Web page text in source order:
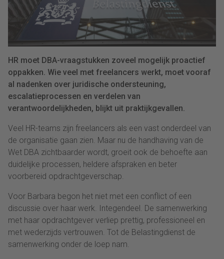
HR moet DBA-vraagstukken zoveel mogelijk proactief
oppakken. Wie veel met freelancers werkt, moet vooraf
al nadenken over juridische ondersteuning,
escalatieprocessen en verdelen van
verantwoordelijkheden, blijkt uit praktijkgevallen.
Veel HR-teams zijn freelancers als een vast onderdeel van
de organisatie gaan zien. Maar nu de handhaving van de
Wet DBA zichtbaarder wordt, groeit ook de behoefte aan
duidelijke processen, heldere afspraken en beter
voorbereid opdrachtgeverschap.
Voor Barbara begon het niet met een conflict of een
discussie over haar werk. Integendeel. De samenwerking
met haar opdrachtgever verliep prettig, professioneel en
met wederzijds vertrouwen. Tot de Belastingdienst de
samenwerking onder de loep nam.